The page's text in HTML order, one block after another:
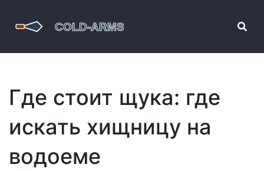
Где стоит щука: где
искать хищницу на
водоеме